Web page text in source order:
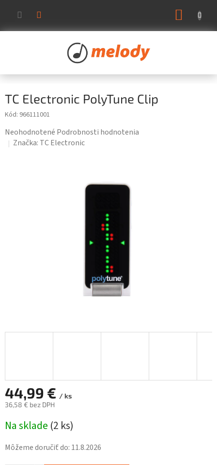
obsah
TC Electronic PolyTune Clip
Kód: 966111001
Priemerné
hodnotenie
Neohodnotené Podrobnosti hodnotenia
Značka: TC Electronic
44,99 € / ks
36,58 € bez DPH
cena:
Na sklade (2 ks)
Môžeme doručiť do: 11.8.2026